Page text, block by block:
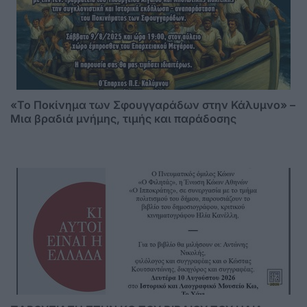
«Το Ποκίνημα των Σφουγγαράδων στην Κάλυμνο» –
Μια βραδιά μνήμης, τιμής και παράδοσης